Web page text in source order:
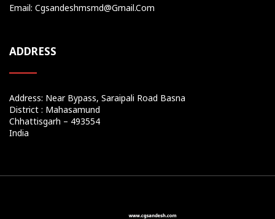
Email: Cgsandeshmsmd@gmail.com
ADDRESS
Address: Near Bypass, Saraipali Road Basna
District : Mahasamund
Chhattisgarh – 493554
India